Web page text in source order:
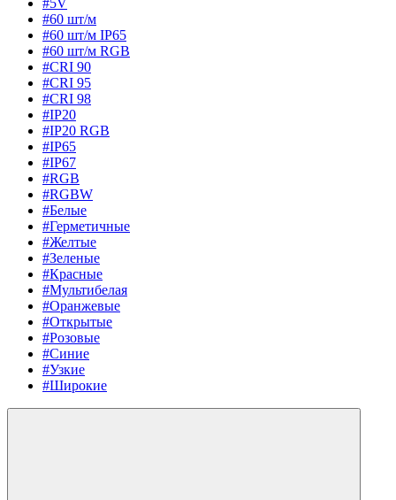
#5V
#60 шт/м
#60 шт/м IP65
#60 шт/м RGB
#CRI 90
#CRI 95
#CRI 98
#IP20
#IP20 RGB
#IP65
#IP67
#RGB
#RGBW
#Белые
#Герметичные
#Желтые
#Зеленые
#Красные
#Мультибелая
#Оранжевые
#Открытые
#Розовые
#Синие
#Узкие
#Широкие